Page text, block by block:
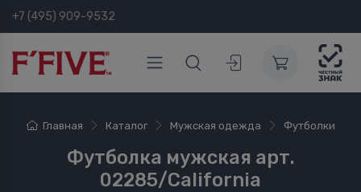
+7 (495) 909-9532
Главная Каталог Мужская одежда Футболки
Футболка мужская арт.
02285/California